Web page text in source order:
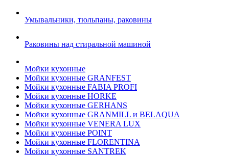
Умывальники, тюльпаны, раковины
Раковины над стиральной машиной
Мойки кухонные
Мойки кухонные GRANFEST
Мойки кухонные FABIA PROFI
Мойки кухонные HORKE
Мойки кухонные GERHANS
Мойки кухонные GRANMILL и BELAQUA
Мойки кухонные VENERA LUX
Мойки кухонные POINT
Мойки кухонные FLORENTINA
Мойки кухонные SANTREK